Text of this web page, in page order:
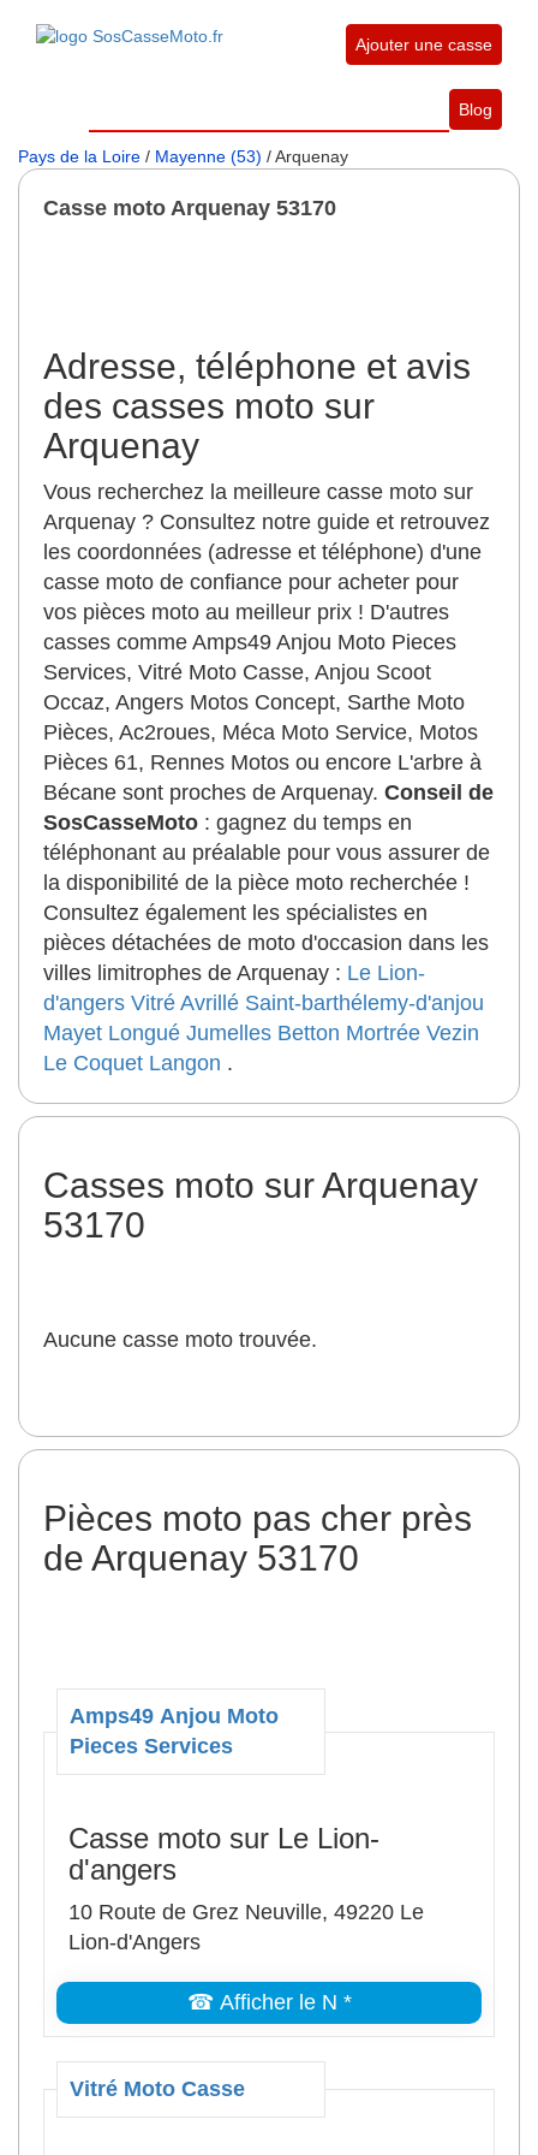
Ajouter une casse
Blog
Pays de la Loire / Mayenne (53) / Arquenay
Casse moto Arquenay 53170
Adresse, téléphone et avis
des casses moto sur
Arquenay
Vous recherchez la meilleure casse moto sur
Arquenay ? Consultez notre guide et retrouvez
les coordonnées (adresse et téléphone) d'une
casse moto de confiance pour acheter pour
vos pièces moto au meilleur prix ! D'autres
casses comme Amps49 Anjou Moto Pieces
Services, Vitré Moto Casse, Anjou Scoot
Occaz, Angers Motos Concept, Sarthe Moto
Pièces, Ac2roues, Méca Moto Service, Motos
Pièces 61, Rennes Motos ou encore L'arbre à
Bécane sont proches de Arquenay. Conseil de
SosCasseMoto : gagnez du temps en
téléphonant au préalable pour vous assurer de
la disponibilité de la pièce moto recherchée !
Consultez également les spécialistes en
pièces détachées de moto d'occasion dans les
villes limitrophes de Arquenay : Le Lion-
d'angers Vitré Avrillé Saint-barthélemy-d'anjou
Mayet Longué Jumelles Betton Mortrée Vezin
Le Coquet Langon .
Casses moto sur Arquenay
53170
Aucune casse moto trouvée.
Pièces moto pas cher près
de Arquenay 53170
Amps49 Anjou Moto
Pieces Services
Casse moto sur Le Lion-
d'angers
10 Route de Grez Neuville, 49220 Le
Lion-d'Angers
☎ Afficher le N *
Vitré Moto Casse